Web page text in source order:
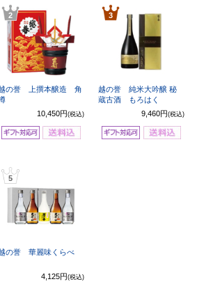
2
の誉 上撰本醸造 角
10,450円 (税込)
3
越の誉 純米大吟醸 秘
蔵古酒 もろはく
9,460円(税込)
5
の誉 華麗味くらべ
4,125円 (税込)